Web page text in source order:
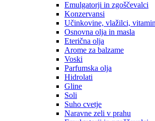
Emulgatorji in zgoščevalci
Konzervansi
Učinkovine, vlažilci,
Osnovna olja in masla
Eterična olja
Arome za balzame
Voski
Parfumska olja
Hidrolati
Gline
Soli
Suho cvetje
Naravne zeli v prahu